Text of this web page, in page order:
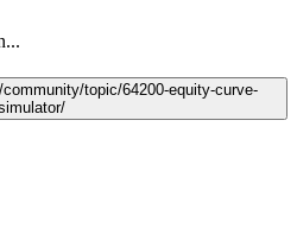
topic/64200-equity-curve-